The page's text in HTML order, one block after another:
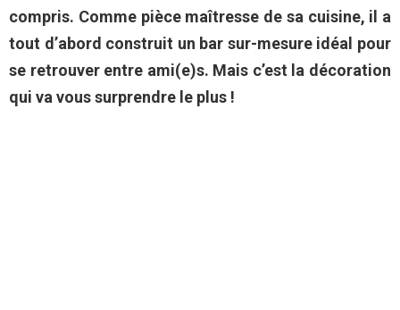
compris. Comme pièce maîtresse de sa cuisine, il a
tout d’abord construit un bar sur-mesure idéal pour
se retrouver entre ami(e)s. Mais c’est la décoration
qui va vous surprendre le plus !